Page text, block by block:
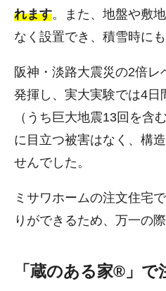
れます。また、地盤や敷
なく設置でき、積雪時に
阪神・淡路大震災の2倍
発揮し、実大実験では4日
（うち巨大地震13回を含
に目立つ被害はなく、構
せんでした。
ミサワホームの注文住宅
りができるため、万一の
「蔵のある家®」で